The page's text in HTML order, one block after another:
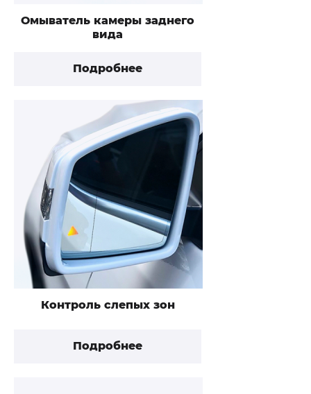
Омыватель камеры заднего
вида
Подробнее
Контроль слепых зон
Подробнее